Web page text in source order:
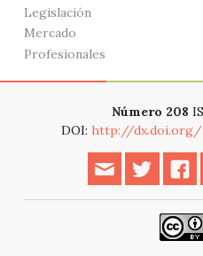
Legislación
Mercado
Profesionales
Número 208
DOI: http://dx.doi.org/